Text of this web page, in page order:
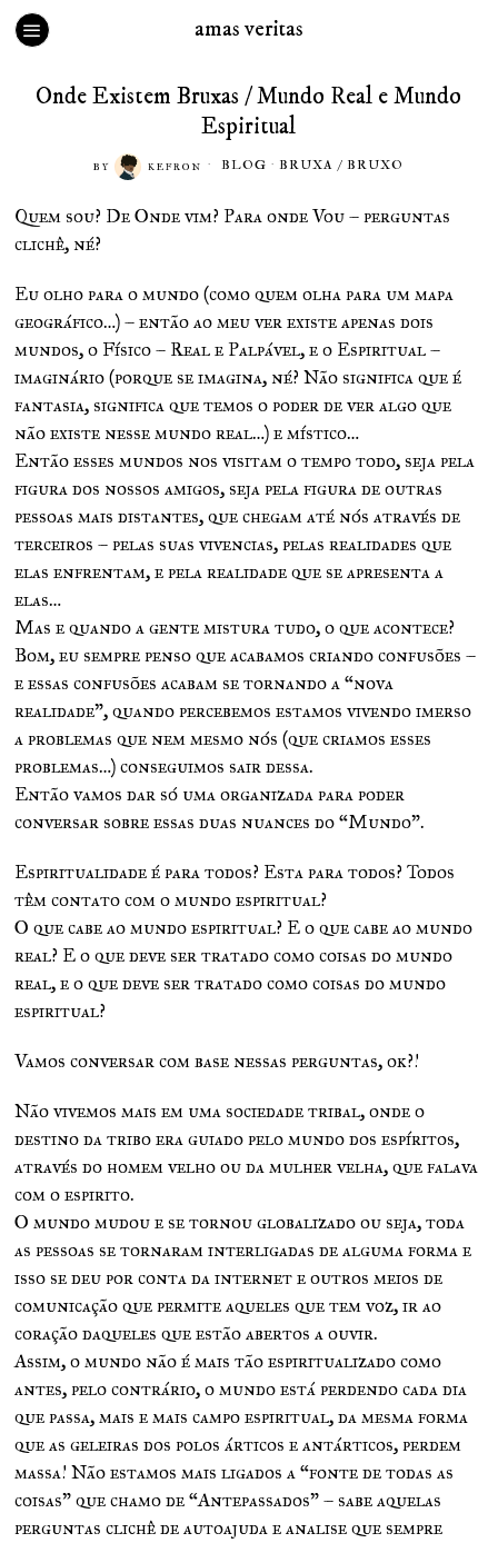
amas veritas
Onde Existem Bruxas / Mundo Real e Mundo
Espiritual
BY KEFRON BLOG · BRUXA / BRUXO
Quem sou? De Onde vim? Para onde Vou – perguntas
clichê, né?
Eu olho para o mundo (como quem olha para um mapa
geográfico…) – então ao meu ver existe apenas dois
mundos, o Físico – Real e Palpável, e o Espiritual –
imaginário (porque se imagina, né? Não significa que é
fantasia, significa que temos o poder de ver algo que
não existe nesse mundo real…) e místico…
Então esses mundos nos visitam o tempo todo, seja pela
figura dos nossos amigos, seja pela figura de outras
pessoas mais distantes, que chegam até nós através de
terceiros – pelas suas vivencias, pelas realidades que
elas enfrentam, e pela realidade que se apresenta a
elas…
Mas e quando a gente mistura tudo, o que acontece?
Bom, eu sempre penso que acabamos criando confusões –
e essas confusões acabam se tornando a “nova
realidade”, quando percebemos estamos vivendo imerso
a problemas que nem mesmo nós (que criamos esses
problemas…) conseguimos sair dessa.
Então vamos dar só uma organizada para poder
conversar sobre essas duas nuances do “Mundo”.
Espiritualidade é para todos? Esta para todos? Todos
têm contato com o mundo espiritual?
O que cabe ao mundo espiritual? E o que cabe ao mundo
real? E o que deve ser tratado como coisas do mundo
real, e o que deve ser tratado como coisas do mundo
espiritual?
Vamos conversar com base nessas perguntas, ok?!
Não vivemos mais em uma sociedade tribal, onde o
destino da tribo era guiado pelo mundo dos espíritos,
através do homem velho ou da mulher velha, que falava
com o espirito.
O mundo mudou e se tornou globalizado ou seja, toda
as pessoas se tornaram interligadas de alguma forma e
isso se deu por conta da internet e outros meios de
comunicação que permite aqueles que tem voz, ir ao
coração daqueles que estão abertos a ouvir.
Assim, o mundo não é mais tão espiritualizado como
antes, pelo contrário, o mundo está perdendo cada dia
que passa, mais e mais campo espiritual, da mesma forma
que as geleiras dos polos árticos e antárticos, perdem
massa! Não estamos mais ligados a “fonte de todas as
coisas” que chamo de “Antepassados” – sabe aquelas
perguntas clichê de autoajuda e analise que sempre